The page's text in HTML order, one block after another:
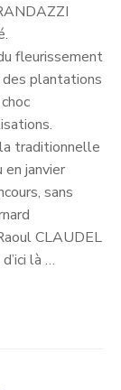
fleurissement
plantations
traditionnelle
en janvier
sans
CLAUDEL
là …